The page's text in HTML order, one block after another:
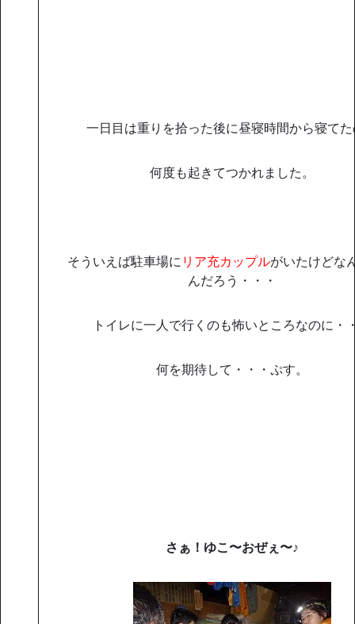
一日目は重りを拾った後に昼寝時間から寝て
何度も起きてつかれました。
そういえば駐車場に リア充カップルがいたけどな
んだろう・・・
トイレに一人で行くのも怖いところなのに・
何を期待して・・・ぷす。
さぁ！ゆこ〜おぜぇ〜♪